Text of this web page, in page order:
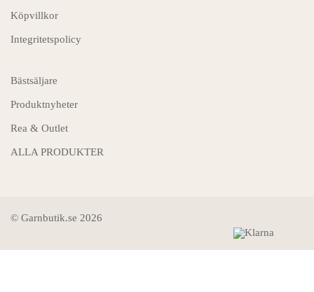
Köpvillkor
Integritetspolicy
Bästsäljare
Produktnyheter
Rea & Outlet
ALLA PRODUKTER
© Garnbutik.se 2026